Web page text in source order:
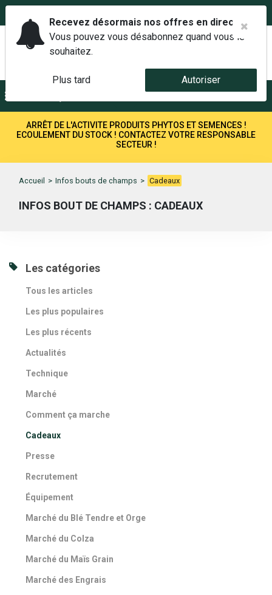
ARRÊT DE L'ACTIVITE PRODUITS PHYTOS ET SEMENCES !
ECOULEMENT DU STOCK ! CONTACTEZ VOTRE RESPONSABLE
SECTEUR !
Accueil > Infos bouts de champs > Cadeaux
INFOS BOUT DE CHAMPS : CADEAUX
Les catégories
Tous les articles
Les plus populaires
Les plus récents
Actualités
Technique
Marché
Comment ça marche
Cadeaux
Presse
Recrutement
Équipement
Marché du Blé Tendre et Orge
Marché du Colza
Marché du Maïs Grain
Marché des Engrais
Recevez désormais nos offres en direct.
Vous pouvez vous désabonnez quand vous le
souhaitez.
Plus tard Autoriser